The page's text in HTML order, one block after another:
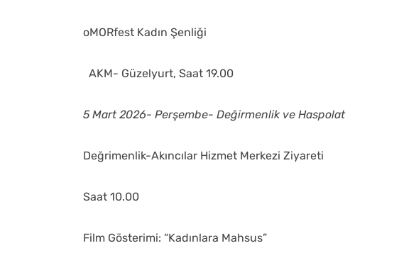
oMORfest Kadın Şenliği
AKM- Güzelyurt, Saat 19.00
5 Mart 2026- Perşembe- Değirmenlik ve Haspolat
Değrimenlik-Akıncılar Hizmet Merkezi Ziyareti
Saat 10.00
Film Gösterimi: “Kadınlara Mahsus”